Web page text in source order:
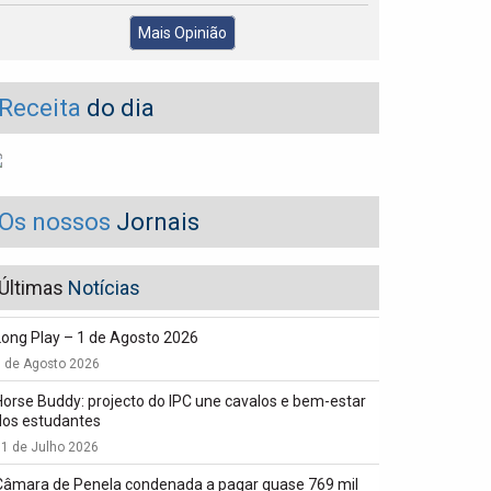
Mais Opinião
do dia
nossos Jornais
Notícias
Play – 1 de Agosto 2026
de Agosto 2026
Buddy: projecto do IPC une cavalos e bem-estar
estudantes
de Julho 2026
de Penela condenada a pagar quase 769 mil